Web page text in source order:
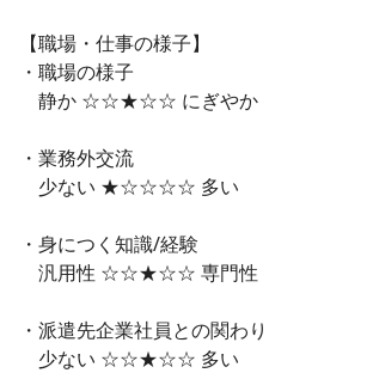
【職場・仕事の様子】
・職場の様子
静か ☆☆★☆☆ にぎやか
・業務外交流
少ない ★☆☆☆☆ 多い
・身につく知識/経験
汎用性 ☆☆★☆☆ 専門性
・派遣先企業社員との関わり
少ない ☆☆★☆☆ 多い